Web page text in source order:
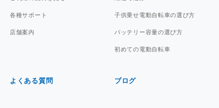
各種サポート
店舗案内
子供乗せ電動自転車の選び方
バッテリー容量の選び方
初めての電動自転車
よくある質問 ブログ